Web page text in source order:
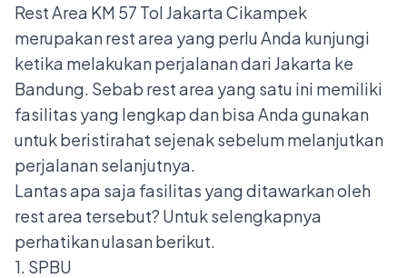
Rest Area KM 57 Tol Jakarta Cikampek
merupakan rest area yang perlu Anda kunjungi
ketika melakukan perjalanan dari Jakarta ke
Bandung. Sebab rest area yang satu ini memiliki
fasilitas yang lengkap dan bisa Anda gunakan
untuk beristirahat sejenak sebelum melanjutkan
perjalanan selanjutnya.
Lantas apa saja fasilitas yang ditawarkan oleh
rest area tersebut? Untuk selengkapnya
perhatikan ulasan berikut.
1. SPBU